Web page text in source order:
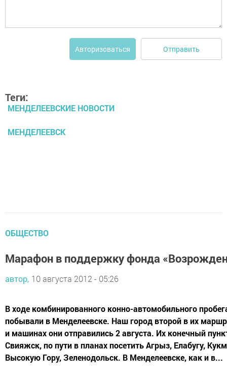
Авторизоваться Отправить
Теги:
МЕНДЕЛЕЕВСКИЕ НОВОСТИ
МЕНДЕЛЕЕВСК
ОБЩЕСТВО
Марафон в поддержку фонда
автор, 10 августа 2012 - 05:26
В ходе комбинированного конно-автомобильного
побывали в Менделеевске. Наш город второй в их
и машинах они отправились 2 августа. Их конечный
Свияжск, по пути в планах посетить Агрыз, Елабугу,
Высокую Гору, Зеленодольск. В Менделеевске, как и в...